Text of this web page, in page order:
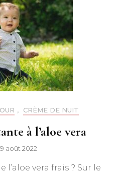
, CRÈME DE NUIT
à l’aloe vera
9 août 2022
l’aloe vera frais ? Sur le